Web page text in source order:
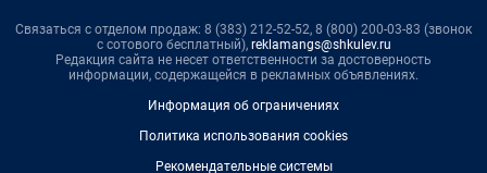
Связаться с отделом продаж: 8 (383) 212-52-52, 8 (800) 200-03-83 (звонок
с сотового бесплатный), reklamangs@shkulev.ru
Редакция сайта не несет ответственности за достоверность
информации, содержащейся в рекламных объявлениях.
Информация об ограничениях
Политика использования cookies
Рекомендательные системы